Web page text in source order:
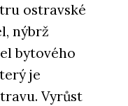
ostravské
nýbrž
bytového
je
Vyrůst